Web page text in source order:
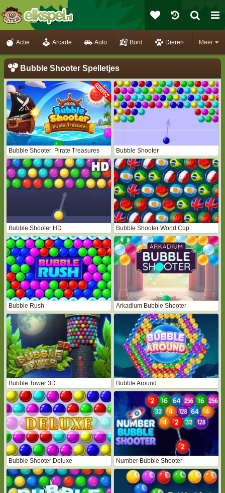
Meer
Actie Arcade Auto Bord Dieren
Bubble Shooter Spelletjes
Bubble Shooter: Pirate Treasures Bubble Shooter
Bubble Shooter HD Bubble Shooter World Cup
Bubble Rush Arkadium Bubble Shooter
Bubble Tower 3D Bubble Around
Bubble Shooter Deluxe Number Bubble Shooter